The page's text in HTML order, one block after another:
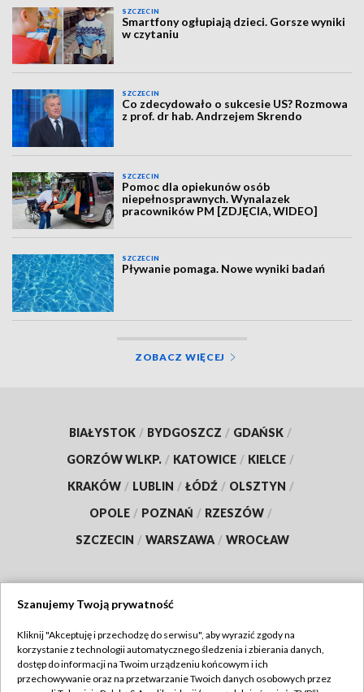
SZCZECIN
Smartfony ogłupiają dzieci. Gorsze wyniki
w czytaniu
SZCZECIN
Co zdecydowało o sukcesie US? Rozmowa
z prof. dr hab. Andrzejem Skrendo
SZCZECIN
Pomoc dla opiekunów osób
niepełnosprawnych. Wynalazek
pracowników PM [ZDJĘCIA, WIDEO]
SZCZECIN
Pływanie pomaga. Nowe wyniki badań
ZOBACZ WIĘCEJ
BIAŁYSTOK / BYDGOSZCZ / GDAŃSK /
GORZÓW WLKP. / KATOWICE / KIELCE /
KRAKÓW / LUBLIN / ŁÓDŹ / OLSZTYN /
OPOLE / POZNAŃ / RZESZÓW /
SZCZECIN / WARSZAWA / WROCŁAW
TVP
Abonament TVP
Regulamin TVP
Szanujemy Twoją prywatność
Kliknij "Akceptuję i przechodzę do serwisu", aby wyrazić zgody na
korzystanie z technologii automatycznego śledzenia i zbierania danych,
dostęp do informacji na Twoim urządzeniu końcowym i ich
przechowywanie oraz na przetwarzanie Twoich danych osobowych przez